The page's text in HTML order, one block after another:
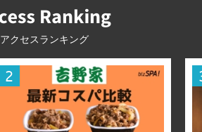
アクセスランキング